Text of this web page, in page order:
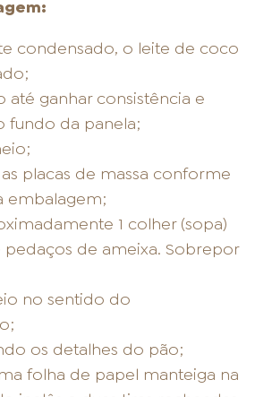
condensado, o leite de coco
até ganhar consistência e
fundo da panela;
placas de massa conforme
embalagem;
1 colher (sopa)
de ameixa. Sobrepor
no sentido do
os detalhes do pão;
folha de papel manteiga na